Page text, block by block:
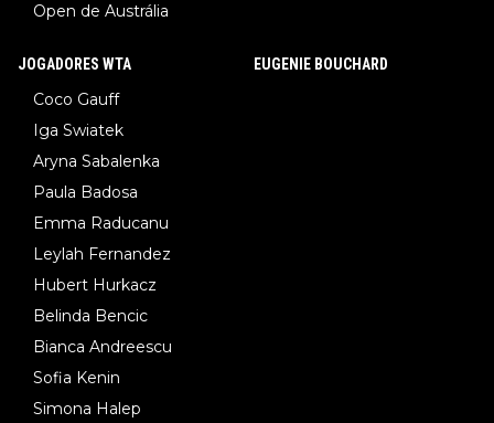
Open de Austrália
JOGADORES WTA
Coco Gauff
Iga Swiatek
Aryna Sabalenka
Paula Badosa
Emma Raducanu
Leylah Fernandez
Hubert Hurkacz
Belinda Bencic
Bianca Andreescu
Sofia Kenin
Simona Halep
EUGENIE BOUCHARD